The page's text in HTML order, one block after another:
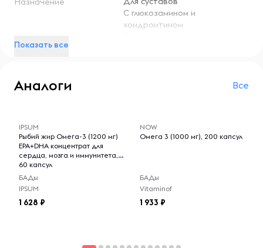
сочетании с физической активностью для достижения
Условия хранения:
упаковки плотно закрывать, чтобы сохранить свежесть
С глюкозамином и
хондроитином
Показать все
Аналоги Все
IPSUM
Рыбий жир Омега-3 (1200 мг)
EPA+DHA концентрат для
сердца, мозга и иммунитета,
60 капсул
БАДы
IPSUM
1 628
NOW
Омега 3 (1000 мг), 200 капсул
БАДы
Vitaminof
1 933